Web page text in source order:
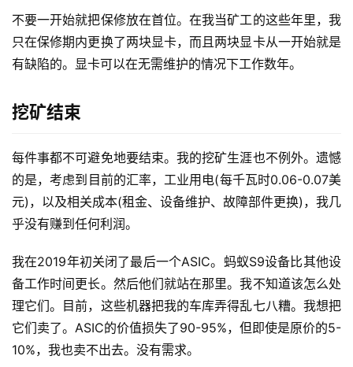
不要一开始就把保修放在首位。在我当矿工的这些年里，我
只在保修期内更换了两块显卡，而且两块显卡从一开始就是
有缺陷的。显卡可以在无需维护的情况下工作数年。
挖矿结束
每件事都不可避免地要结束。我的挖矿生涯也不例外。遗憾
的是，考虑到目前的汇率，工业用电(每千瓦时0.06-0.07美
元)，以及相关成本(租金、设备维护、故障部件更换)，我几
乎没有赚到任何利润。
我在2019年初关闭了最后一个ASIC。蚂蚁S9设备比其他设
备工作时间更长。然后他们就站在那里。我不知道该怎么处
理它们。目前，这些机器把我的车库弄得乱七八糟。我想把
它们卖了。ASIC的价值损失了90-95%，但即使是原价的5-
10%，我也卖不出去。没有需求。